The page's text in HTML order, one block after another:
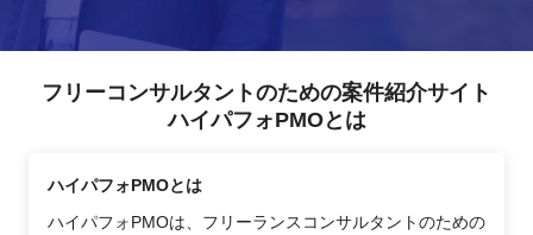
フリーコンサルタントのための案件紹介サイト
ハイパフォPMOとは
ハイパフォPMOとは
ハイパフォPMOは、フリーランスコンサルタントのための